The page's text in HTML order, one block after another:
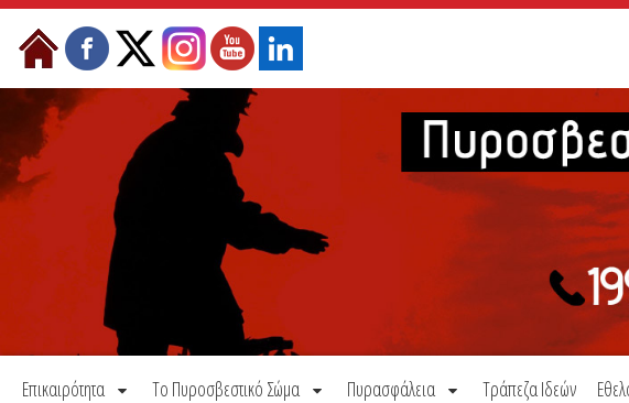
Μετάβαση στο περιεχόμενο
Επικαιρότητα Το Πυροσβεστικό Σώμα Πυρασφάλεια Τράπεζα Ιδεών